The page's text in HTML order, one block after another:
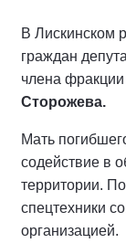
В Лискинском
граждан
члена
Сторожева.
Мать
содействие в
территории.
спецтехники
организацией.